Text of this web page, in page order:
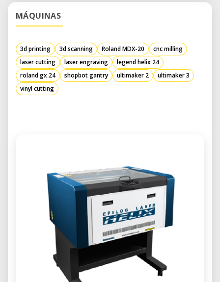
MÁQUINAS
3d printing 3d scanning Roland MDX-20
cnc milling
laser cutting
laser engraving
legend helix 24
roland gx 24
shopbot gantry ultimaker 2
ultimaker 3
vinyl cutting